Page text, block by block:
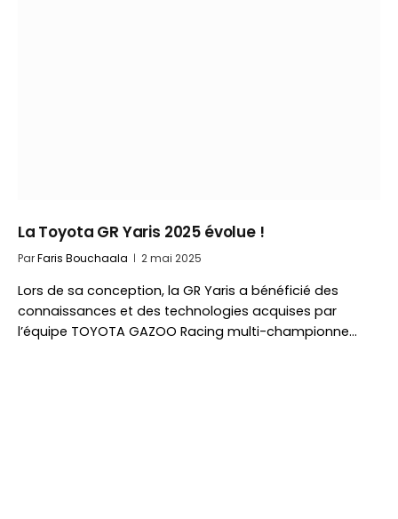
La Toyota GR Yaris 2025 évolue !
ParFaris Bouchaala 2 mai 2025
Lors de sa conception, la GR Yaris a bénéficié des
connaissances et des technologies acquises par
l’équipe TOYOTA GAZOO Racing multi-championne…